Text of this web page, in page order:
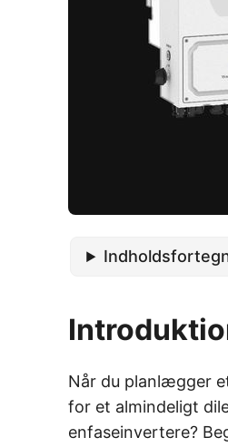
Når du planlægger
for et almindeligt
enfaseinvertere?